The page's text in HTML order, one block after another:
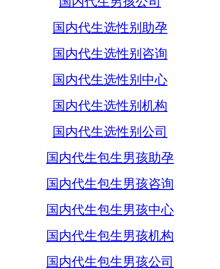
国内代生选性别助孕
国内代生选性别咨询
国内代生选性别中心
国内代生选性别机构
国内代生选性别公司
国内代生包生男孩助孕
国内代生包生男孩咨询
国内代生包生男孩中心
国内代生包生男孩机构
国内代生包生男孩公司